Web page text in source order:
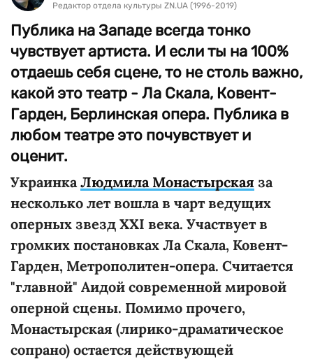
Редактор отдела культуры ZN.UA (1996-2019)
Публика на Западе всегда тонко
чувствует артиста. И если ты на 100%
отдаешь себя сцене, то не столь важно,
какой это театр - Ла Скала, Ковент-
Гарден, Берлинская опера. Публика в
любом театре это почувствует и
оценит.
УкраинкаЛюдмила Монастырская за
несколько лет вошла в чарт ведущих
оперных звезд XXI века. Участвует в
громких постановках Ла Скала, Ковент-
Гарден, Метрополитен-опера. Считается
"главной" Аидой современной мировой
оперной сцены. Помимо прочего,
Монастырская (лирико-драматическое
сопрано) остается действующей